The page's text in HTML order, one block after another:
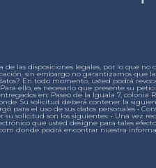
las disposiciones legales, por lo que no
sin embargo no garantizamos que
En todo momento, usted podrá
ello, es necesario que presente su
en: Paseo de la Iguala 7, colonia
Su solicitud deberá contener la
para el uso de sus datos personales •
solicitud son los siguientes: • Una vez
que usted designe para tales
donde podrá encontrar nuestra